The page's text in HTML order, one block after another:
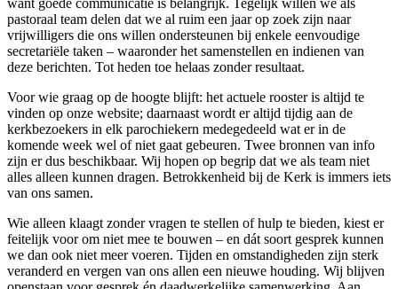
want goede communicatie is belangrijk. Tegelijk willen we als
pastoraal team delen dat we al ruim een jaar op zoek zijn naar
vrijwilligers die ons willen ondersteunen bij enkele eenvoudige
secretariële taken – waaronder het samenstellen en indienen van
deze berichten. Tot heden toe helaas zonder resultaat.
Voor wie graag op de hoogte blijft: het actuele rooster is altijd te
vinden op onze website; daarnaast wordt er altijd tijdig aan de
kerkbezoekers in elk parochiekern medegedeeld wat er in de
komende week wel of niet gaat gebeuren. Twee bronnen van info
zijn er dus beschikbaar. Wij hopen op begrip dat we als team niet
alles alleen kunnen dragen. Betrokkenheid bij de Kerk is immers iets
van ons samen.
Wie alleen klaagt zonder vragen te stellen of hulp te bieden, kiest er
feitelijk voor om niet mee te bouwen – en dát soort gesprek kunnen
we dan ook niet meer voeren. Tijden en omstandigheden zijn sterk
veranderd en vergen van ons allen een nieuwe houding. Wij blijven